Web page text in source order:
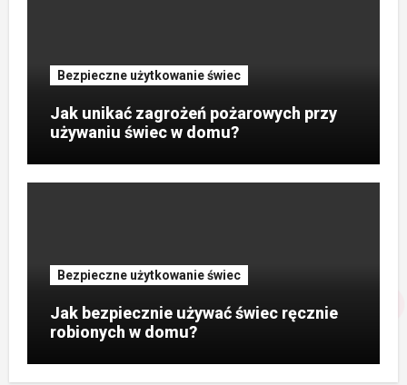
Bezpieczne użytkowanie świec
Jak unikać zagrożeń pożarowych przy
używaniu świec w domu?
Bezpieczne użytkowanie świec
Jak bezpiecznie używać świec ręcznie
robionych w domu?